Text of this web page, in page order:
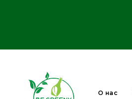
О нас